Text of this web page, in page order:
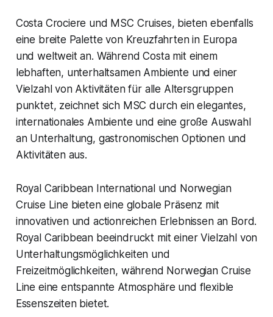
Costa Crociere und MSC Cruises, bieten ebenfalls
eine breite Palette von Kreuzfahrten in Europa
und weltweit an. Während Costa mit einem
lebhaften, unterhaltsamen Ambiente und einer
Vielzahl von Aktivitäten für alle Altersgruppen
punktet, zeichnet sich MSC durch ein elegantes,
internationales Ambiente und eine große Auswahl
an Unterhaltung, gastronomischen Optionen und
Aktivitäten aus.
Royal Caribbean International und Norwegian
Cruise Line bieten eine globale Präsenz mit
innovativen und actionreichen Erlebnissen an Bord.
Royal Caribbean beeindruckt mit einer Vielzahl von
Unterhaltungsmöglichkeiten und
Freizeitmöglichkeiten, während Norwegian Cruise
Line eine entspannte Atmosphäre und flexible
Essenszeiten bietet.